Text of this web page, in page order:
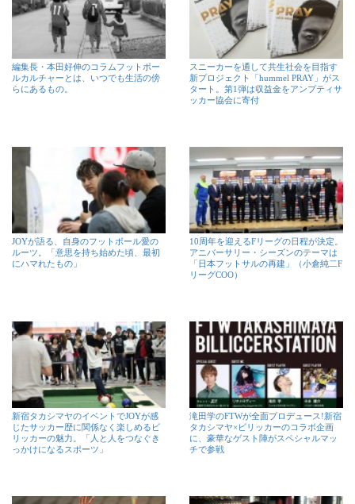
編集長・本田好伸のコラムフットボー
ルカルチャーとは、いつでも生活の傍
らにあるもの。
スニーカーを通して共生社会を目指す
新プロジェクト「hummel PRAY」がス
タート。第1弾は収益金をアンプティサ
ッカー協会に寄付
JOYが語る、自身のフットボール愛の
ルーツ。「意思を持ち始めた頃、最初
にハマれたもの」
10周年を迎えるFリーグの日程が決定。
アニバーサリー・シーズンのテーマは
「日本フットサルの再建」（小倉純二F
リーグCOO）
新宿タカシマヤのイベントでJOYが感
じたサッカー歴に関係なく楽しめるビ
リッカーの魅力。「人と人をつなぐき
っかけになるスポーツ」
滝田学のFTWが全面プロデュース!新宿
タカシマヤ×ビリッカーのコラボ企画
に、豪華なゲスト陣がスペシャルマッ
チで参戦